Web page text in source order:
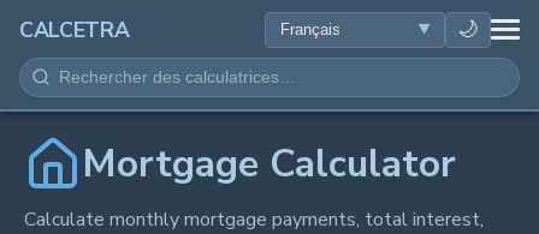
CALCETRA 🌙
MATHÉMATIQUES
CONVERSIONS
SCIENCE
Mortgage Calculator
Calculate monthly mortgage payments, total interest,